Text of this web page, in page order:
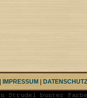
IMPRESSUM DATENSCHUTZ